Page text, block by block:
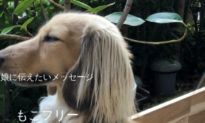
娘に伝えたいメッセージ
もこフリー